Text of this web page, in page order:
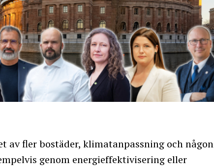
av fler bostäder, klimatanpassning och någon
genom energieffektivisering eller